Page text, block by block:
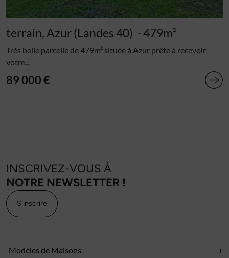
terrain, Azur (Landes 40) - 479m²
Très belle parcelle de 479m² située à Azur prête à recevoir
votre...
89 000 €
INSCRIVEZ-VOUS À
NOTRE NEWSLETTER !
S'inscrire
Modèles de Maisons